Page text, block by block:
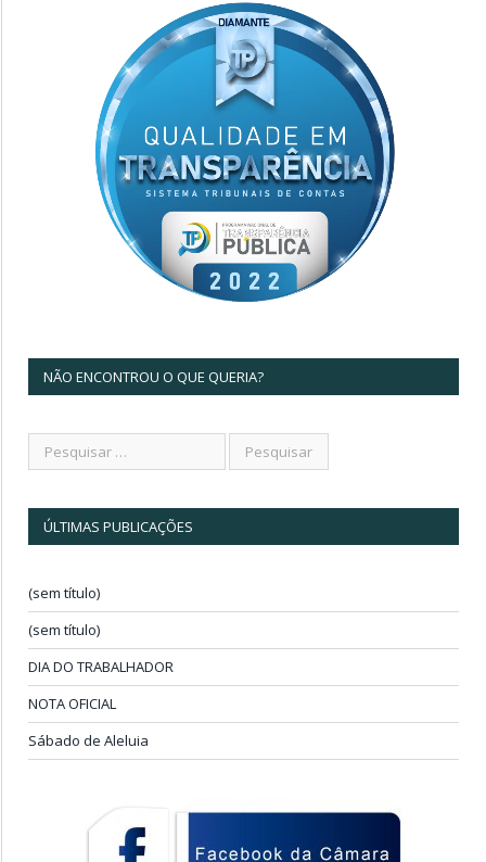
NÃO ENCONTROU O QUE QUERIA?
ÚLTIMAS PUBLICAÇÕES
(sem título)
(sem título)
DIA DO TRABALHADOR
NOTA OFICIAL
Sábado de Aleluia